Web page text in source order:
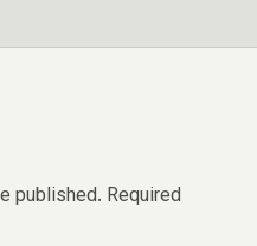
published. Required